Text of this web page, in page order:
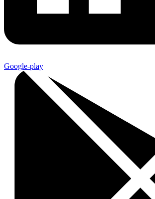
Google-play